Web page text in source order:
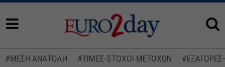
#ΜΕΣΗ ΑΝΑΤΟΛΗ #ΤΙΜΕΣ-ΣΤΟΧΟΙ ΜΕΤΟΧΩΝ